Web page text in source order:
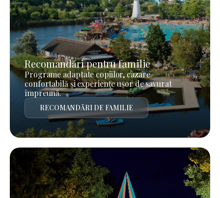
Recomandări pentru familie
Programe adaptate copiilor, cazare
confortabilă și experiențe ușor de savurat
împreună.
RECOMANDĂRI DE FAMILIE